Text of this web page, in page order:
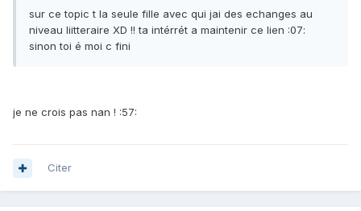
sur ce topic t la seule fille avec qui jai des echanges au
niveau liitteraire XD !! ta intérrét a maintenir ce lien :07:
sinon toi é moi c fini
je ne crois pas nan ! :57:
Citer